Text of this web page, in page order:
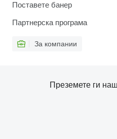
Поставете банер
Партнерска програма
За компании
Преземете ги